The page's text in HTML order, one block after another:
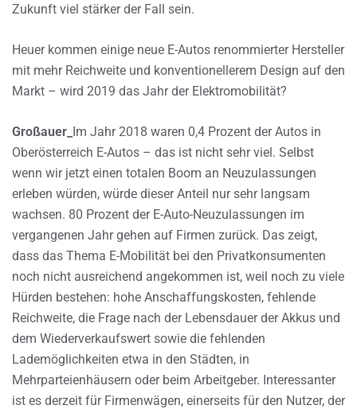
Zukunft viel stärker der Fall sein.
Heuer kommen einige neue E-Autos renommierter Hersteller
mit mehr Reichweite und konventionellerem Design auf den
Markt – wird 2019 das Jahr der Elektromobilität?
Großauer_ Im Jahr 2018 waren 0,4 Prozent der Autos in
Oberösterreich E-Autos – das ist nicht sehr viel. Selbst
wenn wir jetzt einen totalen Boom an Neuzulassungen
erleben würden, würde dieser Anteil nur sehr langsam
wachsen. 80 Prozent der E-Auto-Neuzulassungen im
vergangenen Jahr gehen auf Firmen zurück. Das zeigt,
dass das Thema E-Mobilität bei den Privatkonsumenten
noch nicht ausreichend angekommen ist, weil noch zu viele
Hürden bestehen: hohe Anschaffungskosten, fehlende
Reichweite, die Frage nach der Lebensdauer der Akkus und
dem Wiederverkaufswert sowie die fehlenden
Lademöglichkeiten etwa in den Städten, in
Mehrparteienhäusern oder beim Arbeitgeber. Interessanter
ist es derzeit für Firmenwägen, einerseits für den Nutzer, der